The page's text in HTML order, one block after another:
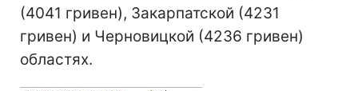
(4041 гривен), Закарпатской (4231
гривен) и Черновицкой (4236 гривен)
областях.